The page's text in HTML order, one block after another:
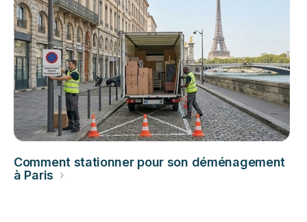
Comment stationner pour son déménagement
à Paris ›